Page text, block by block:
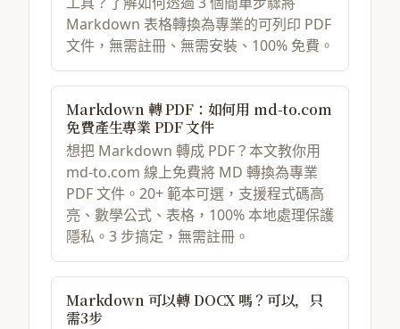
Markdown 表格轉換為專業的可列印 PDF
文件，無需註冊、無需安裝、100% 免費。
Markdown 轉 PDF：如何用 md-to.com
免費產生專業 PDF 文件
想把 Markdown 轉成 PDF？本文教你用
md-to.com 線上免費將 MD 轉換為專業
PDF 文件。20+ 範本可選，支援程式碼高
亮、數學公式、表格，100% 本地處理保護
隱私。3 步搞定，無需註冊。
Markdown 可以轉 DOCX 嗎？可以，只
需3步